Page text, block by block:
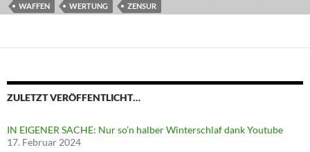
WAFFEN
WERTUNG ZENSUR
ZULETZT VERÖFFENTLICHT…
IN EIGENER SACHE: Nur so’n halber Winterschlaf dank Youtube
17. Februar 2024